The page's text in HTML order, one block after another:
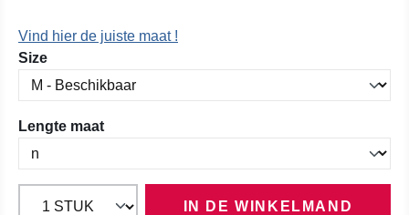
Vind hier de juiste maat !
Selecteer
Size
Selecteer
Lengte maat
IN DE WINKELMAND